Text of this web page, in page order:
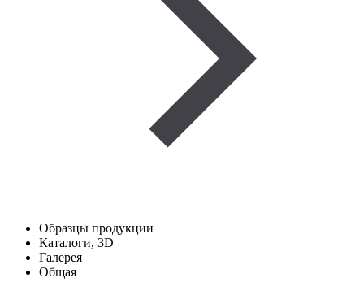
Образцы продукции
Каталоги, 3D
Галерея
Общая